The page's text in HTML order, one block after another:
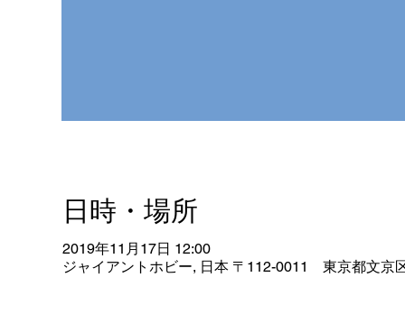
日時・場所
2019年11月17日 12:00
ジャイアントホビー, 日本 〒112-0011 東京都文京